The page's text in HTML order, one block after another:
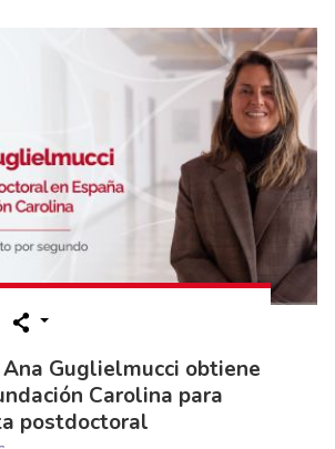
Guglielmucci obtiene
Carolina para
postdoctoral